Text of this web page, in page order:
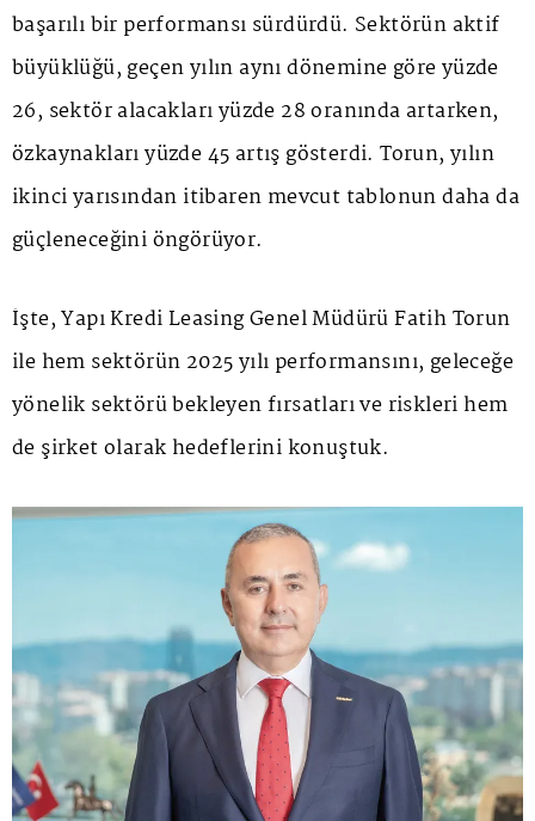
başarılı bir performansı sürdürdü. Sektörün aktif
büyüklüğü, geçen yılın aynı dönemine göre yüzde
26, sektör alacakları yüzde 28 oranında artarken,
özkaynakları yüzde 45 artış gösterdi. Torun, yılın
ikinci yarısından itibaren mevcut tablonun daha da
güçleneceğini öngörüyor.
İşte, Yapı Kredi Leasing Genel Müdürü Fatih Torun
ile hem sektörün 2025 yılı performansını, geleceğe
yönelik sektörü bekleyen fırsatları ve riskleri hem
de şirket olarak hedeflerini konuştuk.